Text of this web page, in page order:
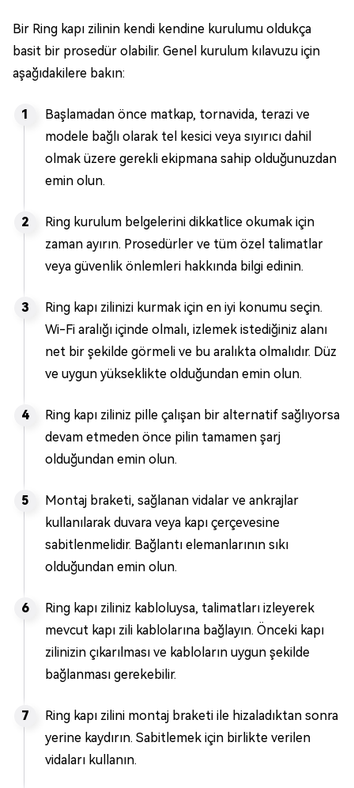
Bir Ring kapı zilinin kendi kendine kurulumu oldukça
basit bir prosedür olabilir. Genel kurulum kılavuzu için
aşağıdakilere bakın:
Başlamadan önce matkap, tornavida, terazi ve
modele bağlı olarak tel kesici veya sıyırıcı dahil
olmak üzere gerekli ekipmana sahip olduğunuzdan
emin olun.
Ring kurulum belgelerini dikkatlice okumak için
zaman ayırın. Prosedürler ve tüm özel talimatlar
veya güvenlik önlemleri hakkında bilgi edinin.
Ring kapı zilinizi kurmak için en iyi konumu seçin.
Wi-Fi aralığı içinde olmalı, izlemek istediğiniz alanı
net bir şekilde görmeli ve bu aralıkta olmalıdır. Düz
ve uygun yükseklikte olduğundan emin olun.
Ring kapı ziliniz pille çalışan bir alternatif sağlıyorsa
devam etmeden önce pilin tamamen şarj
olduğundan emin olun.
Montaj braketi, sağlanan vidalar ve ankrajlar
kullanılarak duvara veya kapı çerçevesine
sabitlenmelidir. Bağlantı elemanlarının sıkı
olduğundan emin olun.
Ring kapı ziliniz kabloluysa, talimatları izleyerek
mevcut kapı zili kablolarına bağlayın. Önceki kapı
zilinizin çıkarılması ve kabloların uygun şekilde
bağlanması gerekebilir.
Ring kapı zilini montaj braketi ile hizaladıktan sonra
yerine kaydırın. Sabitlemek için birlikte verilen
vidaları kullanın.